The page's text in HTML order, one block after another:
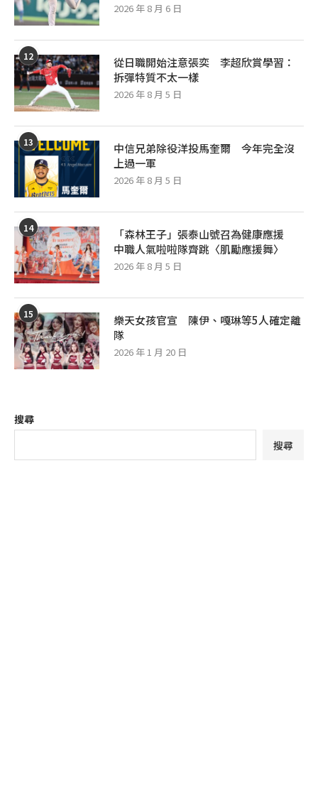
2026 年 8 月 6 日
12
從日職開始注意張奕 李超欣賞學習：
拆彈特質不太一樣
2026 年 8 月 5 日
13
中信兄弟除役洋投馬奎爾 今年完全沒
上過一軍
2026 年 8 月 5 日
14
「森林王子」張泰山號召為健康應援
中職人氣啦啦隊齊跳〈肌勵應援舞〉
2026 年 8 月 5 日
15
樂天女孩官宣 陳伊、嘎琳等5人確定離
隊
2026 年 1 月 20 日
搜尋
搜尋